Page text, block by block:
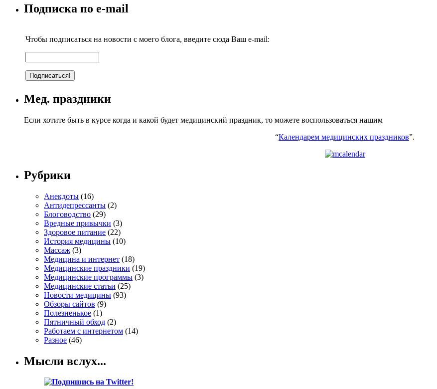
Подписка по e-mail
Чтобы подписаться на новости с моего блога, введите сюда Ваш e-mail:
Мед. праздники
Если хотите быть в курсе когда и какой будет медицинский праздник, то можете воспользоваться нашим
“Календарем медицинских праздников”.
Рубрики
Анекдоты (16)
Антидепрессанты (2)
Блоговодство (29)
Вредные привычки (3)
Здоровое питание (22)
История медицины (10)
Массаж (3)
Медицина и интернет (18)
Медицинские праздники (19)
Медицинские программы (3)
Медицинские статьи (25)
Новости медицины (93)
Обзоры сайтов (9)
Полезненькое (1)
Пятничный обход (2)
Работаем с интернетом (14)
Разное (46)
Мысли вслух...